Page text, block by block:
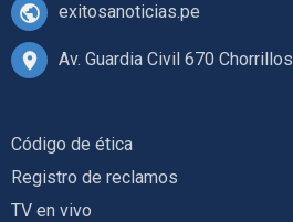
exitosanoticias.pe
Av. Guardia Civil 670 Chorrillos
Código de ética
Registro de reclamos
TV en vivo